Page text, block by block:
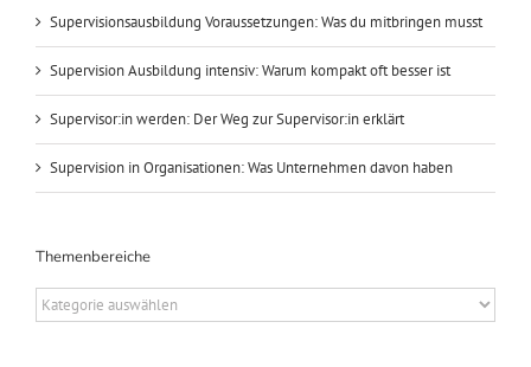
Supervisionsausbildung Voraussetzungen: Was du mitbringen musst
Supervision Ausbildung intensiv: Warum kompakt oft besser ist
Supervisor:in werden: Der Weg zur Supervisor:in erklärt
Supervision in Organisationen: Was Unternehmen davon haben
Themenbereiche
Themenbereiche